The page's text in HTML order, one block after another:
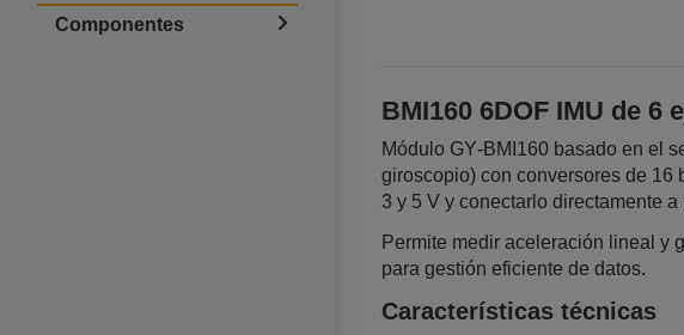
Componentes
BMI160 6DOF IMU de
Módulo GY‑BMI160 basado en el
giroscopio) con conversores de 16
3 y 5 V y conectarlo directamente
Permite medir aceleración lineal y
para gestión eficiente de datos.
Características técnicas